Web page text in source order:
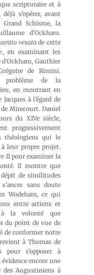
scripturaire et à
s’opérer, avant
Schisme, la
d’Ockham.
vexata de cette
, en examinant les
Gauthier
de Rimini.
problème de la
en montrant en
à l’égard de
de Mirecourt. Daniel
du XIVe siècle,
progressivement
théologiens qui le
leur propre projet.
II pour examiner la
Il montre que
dépit de similitudes
sans doute
Wodeham, ce qui
entre artiens et
à la volonté que
du point de vue de
de conformer notre
à Thomas de
pour s’opposer à
encore une
des Augustiniens à